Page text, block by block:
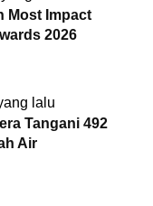
Most Impact
2026
lalu
Tangani 492
Air